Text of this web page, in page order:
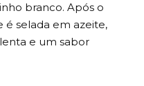
branco. Após o
é selada em azeite,
e um sabor